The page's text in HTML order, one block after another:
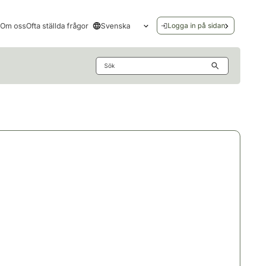
Om ossOfta ställda frågor Svenska
Öppna språkmenyn
Logga in på sidan